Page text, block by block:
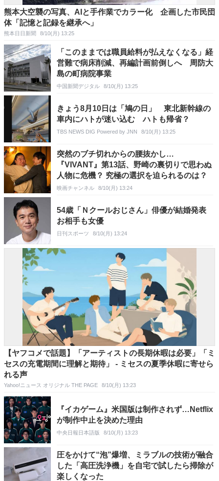
熊本大空襲の写真、AIと手作業でカラー化 企画した市民団
体「記憶と記録を継承へ」
熊本日日新聞 8/10(月) 13:25
「このままでは職員給料が払えなくなる」経
営難で病床削減、再編計画前倒しへ 周防大
島の町病院事業
中国新聞デジタル 8/10(月) 13:25
きょう8月10日は「鳩の日」 東北新幹線の
車内にハトが迷い込む ハトも帰省？
TBS NEWS DIG Powered by JNN 8/10(月) 13:25
突然のブチ切れからの腰抜かし…
『VIVANT』第13話、野崎の裏切りで思わぬ
人物に危機？ 究極の選択を迫られるのは？
映画チャンネル 8/10(月) 13:24
54歳「Ｎクールおじさん」俳優が結婚発表
お相手も女優
日刊スポーツ 8/10(月) 13:24
【ヤフコメで話題】「アーティストの長期休暇は必要」「ミ
セスの充電期間に理解と期待」 - ミセスの夏季休暇に寄せら
れる声
Yahoo!ニュース オリジナル THE PAGE 8/10(月) 13:23
『イカゲーム』米国版は制作されず…Netflix
が制作中止を決めた理由
中央日報日本語版 8/10(月) 13:23
圧をかけて“泡”爆増、ミラブルの技術が融合
した「高圧洗浄機」を自宅で試したら掃除が
楽しくなった